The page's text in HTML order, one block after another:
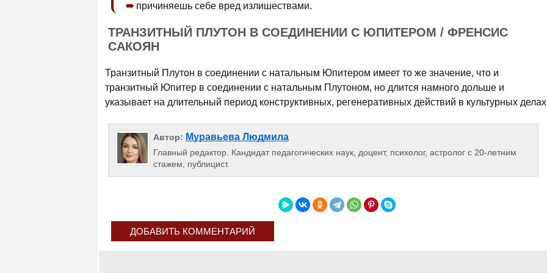
причиняешь себе вред излишествами.
ТРАНЗИТНЫЙ ПЛУТОН В СОЕДИНЕНИИ С ЮПИТЕРОМ / ФРЕНСИС
САКОЯН
Транзитный Плутон в соединении с натальным Юпитером имеет то же значение, что и
транзитный Юпитер в соединении с натальным Плутоном, но длится намного дольше и
указывает на длительный период конструктивных, регенеративных действий в культурных
Автор: Муравьева Людмила
Главный редактор. Кандидат педагогических наук, доцент, психолог, астролог с 20-летним
стажем, публицист.
ДОБАВИТЬ КОММЕНТАРИЙ